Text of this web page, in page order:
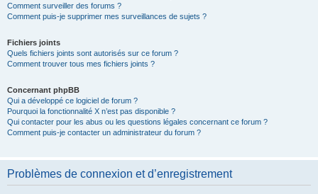
Comment surveiller des forums ?
Comment puis-je supprimer mes surveillances de sujets ?
Fichiers joints
Quels fichiers joints sont autorisés sur ce forum ?
Comment trouver tous mes fichiers joints ?
Concernant phpBB
Qui a développé ce logiciel de forum ?
Pourquoi la fonctionnalité X n’est pas disponible ?
Qui contacter pour les abus ou les questions légales concernant ce forum ?
Comment puis-je contacter un administrateur du forum ?
Problèmes de connexion et d’enregistrement